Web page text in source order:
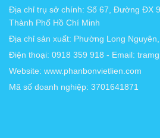
Địa chỉ trụ sở chính: Số 67, Đường ĐX
Thành Phố Hồ Chí Minh
Địa chỉ sản xuất: Phường Long
Điện thoại: 0918 359 918 - Email:
Website: www.phanbonvietlien.com
Mã số doanh nghiệp: 3701641871